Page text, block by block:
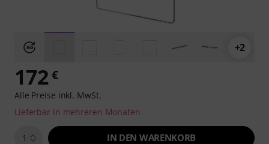
+2
172 €
Alle Preise inkl. MwSt.
Lieferbar in mehreren Monaten
1 IN DEN WARENKORB